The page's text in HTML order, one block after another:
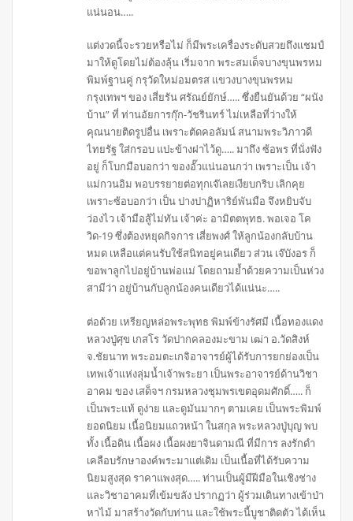
แน่นอน…..
แต่งวดนี้จะรวยหรือไม่ ก็มีพระเครื่องระดับสวยถึงแชมป์
มาให้ดูโดยไม่ต้องลุ้น เริ่มจาก พระสมเด็จบางขุนพรหม
พิมพ์ฐานคู่ กรุวัดใหม่อมตรส แขวงบางขุนพรหม
กรุงเทพฯ ของ เสี่ยรัน ศรัณย์ยักษ์….. ซึ่งยืนยันด้วย “ผนัง
บ้าน” ที่ ท่านอัยการกุ๊ก-วัชรินทร์ ไม่เหลือที่ว่างให้
คุณนายติดรูปอื่น เพราะตัดคอลัมน์ สนามพระวิภาวดี
ไทยรัฐ ใส่กรอบ แปะข้างฝาไว้ดู….. มาถึง ซ้อพร ที่นั่งฟัง
อยู่ ก็โบกมือบอกว่า ของอั๊วแน่นอนกว่า เพราะเป็น เจ้า
แม่กวนอิม พอบรรยายต่อทุกเจ๊เลยเงียบกริบ เลิกคุย
เพราะซ้อบอกว่า เป็น ปางปาฏิหาริย์พันมือ จึงหยิบจับ
ว่องไว เจ้ามือสู้ไม่ทัน เจ้าค่ะ อามิตตพุทธ. พอเจอ โค
วิด-19 ซึ่งต้องหยุดกิจการ เสี่ยพงศ์ ให้ลูกน้องกลับบ้าน
หมด เหลือแต่คนรับใช้สนิทอยู่คนเดียว ส่วน เจ๊บังอร ก็
ขอพาลูกไปอยู่บ้านพ่อแม่ โดยถามย้ำด้วยความเป็นห่วง
สามีว่า อยู่บ้านกับลูกน้องคนเดียวได้แน่นะ…..
ต่อด้วย เหรียญหล่อพระพุทธ พิมพ์ข้างรัศมี เนื้อทองแดง
หลวงปู่ศุข เกสโร วัดปากคลองมะขาม เฒ่า อ.วัดสิงห์
จ.ชัยนาท พระอมตะเกจิอาจารย์ผู้ได้รับการยกย่องเป็น
เทพเจ้าแห่งลุ่มน้ำเจ้าพระยา เป็นพระอาจารย์ด้านวิชา
อาคม ของ เสด็จฯ กรมหลวงชุมพรเขตอุดมศักดิ์….. ก็
เป็นพระแท้ ดูง่าย และดูมันมากๆ ตามเคย เป็นพระพิมพ์
ยอดนิยม เนื้อนิยมแถวหน้า ในสกุล พระหลวงปู่บุญ พบ
ทั้ง เนื้อดิน เนื้อผง เนื้อผงยาจินดามณี ที่มีการ ลงรักดำ
เคลือบรักษาองค์พระมาแต่เดิม เป็นเนื้อที่ได้รับความ
นิยมสูงสุด ราคาแพงสุด….. ท่านเป็นผู้มีฝีมือในเชิงช่าง
และวิชาอาคมที่เข้มขลัง ปรากฏว่า ผู้ร่วมเดินทางเข้าป่า
หาไม้ มาสร้างวัดกับท่าน และใช้พระนี้บูชาติดตัว ได้เห็น